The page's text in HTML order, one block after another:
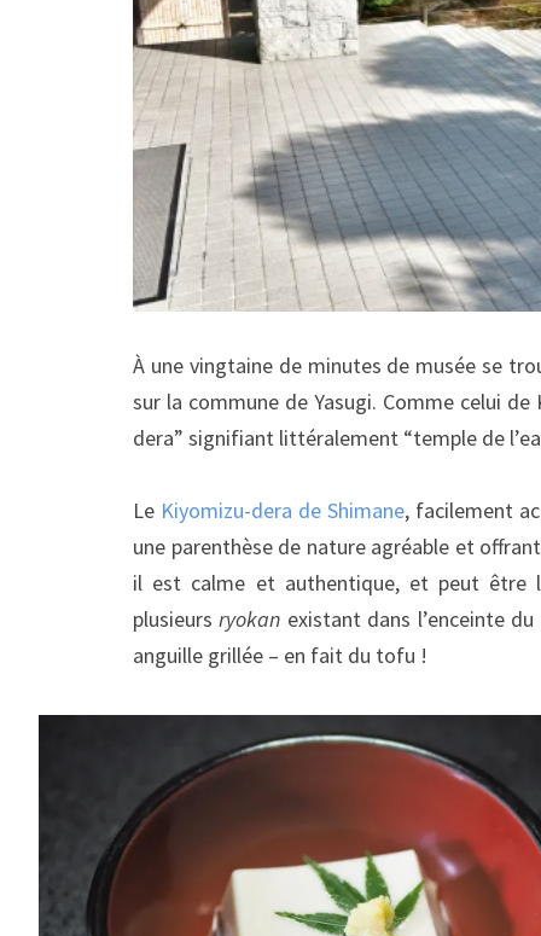
À une vingtaine de minutes de musée se
sur la commune de Yasugi. Comme celui
dera” signifiant littéralement “temple de
Le Kiyomizu-dera de Shimane, facilement
une parenthèse de nature agréable et
il est calme et authentique, et peut être
plusieursryokan existant dans l’enceinte
anguille grillée – en fait du tofu !